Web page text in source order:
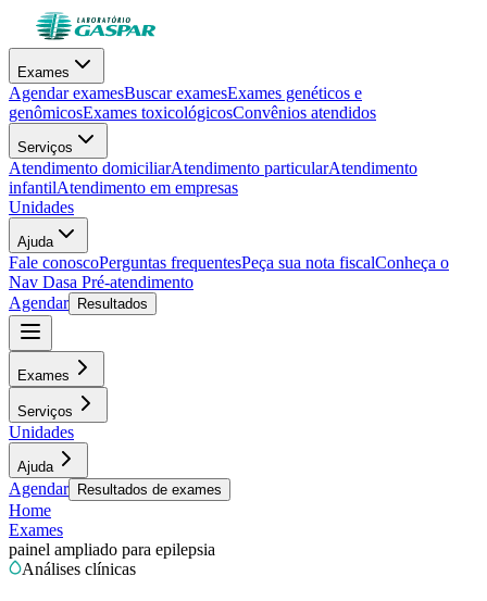
Exames
Agendar examesBuscar examesExames genéticos e
genômicosExames toxicológicosConvênios atendidos
Serviços
Atendimento domiciliarAtendimento particularAtendimento
infantilAtendimento em empresas
Unidades
Ajuda
Fale conoscoPerguntas frequentesPeça sua nota fiscalConheça o
Nav Dasa Pré-atendimento
Agendar
Resultados
Exames
Serviços
Unidades
Ajuda
Agendar Resultados de exames
Home
Exames
painel ampliado para epilepsia
Análises clínicas